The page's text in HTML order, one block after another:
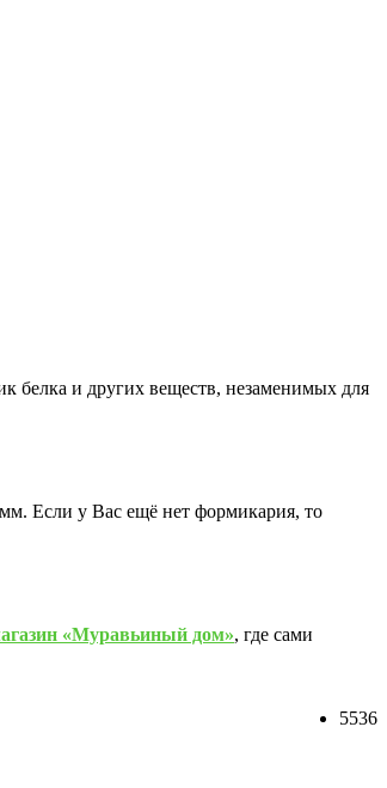
белка и других веществ, незаменимых для
Если у Вас ещё нет формикария, то
«Муравьиный дом», где сами
5536